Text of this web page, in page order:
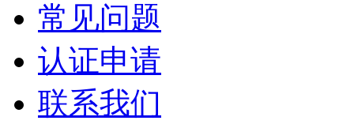
常见问题
认证申请
联系我们